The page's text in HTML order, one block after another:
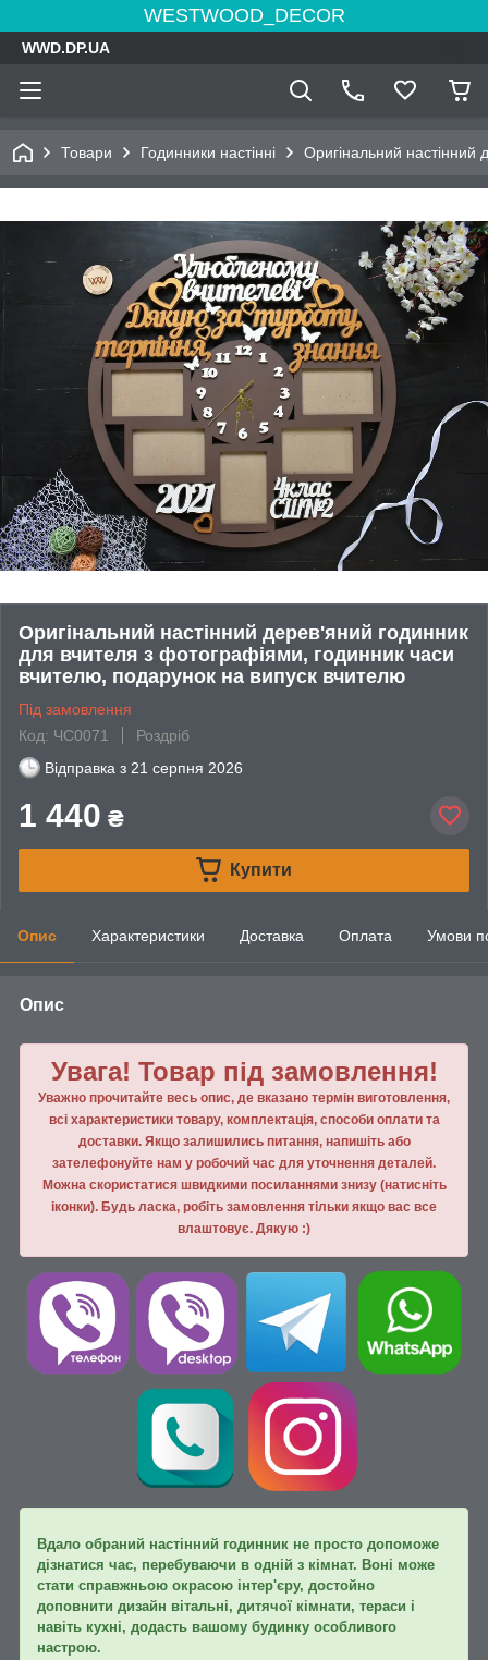
WESTWOOD_DECOR
WWD.DP.UA
Товари Годинники настінні Оригінальний
Оригінальний настінний дерев'яний годинник
для вчителя з фотографіями, годинник часи
вчителю, подарунок на випуск вчителю
Під замовлення
Код: ЧС0071
Роздріб
Відправка з 21 серпня 2026
1 440 ₴
Купити
Опис Характеристики Доставка Оплата Умови
Опис
Увага! Товар під замовлення!
Уважно прочитайте весь опис, де вказано термін виготовлення,
всі характеристики товару, комплектація, способи оплати та
доставки. Якщо залишились питання, напишiть або
зателефонуйте нам у робочий час для уточнення деталей.
Можна скористатися швидкими посиланнями знизу (натисніть
іконки). Будь ласка, робiть замовлення тiльки якщо вас все
влаштовує. Дякую :)
Вдало обраний настінний годинник не просто допоможе
дізнатися час, перебуваючи в одній з кімнат. Воні може
стати справжньою окрасою інтер'єру, достойно
доповнити дизайн вітальні, дитячої кімнати, тераси і
навіть кухні, додасть вашому будинку особливого
настрою.